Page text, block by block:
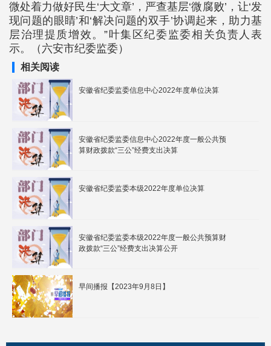
微处着力做好民生‘大文章’，严查基层‘微腐败’，让‘发
现问题的眼睛’和‘解决问题的双手’协调起来，助力基
层治理提质增效。”叶集区纪委监委相关负责人表
示。（六安市纪委监委）
相关阅读
安徽省纪委监委信息中心2022年度单位决算
安徽省纪委监委信息中心2022年度一般公共预
算财政拨款“三公”经费支出决算
安徽省纪委监委本级2022年度单位决算
安徽省纪委监委本级2022年度一般公共预算财
政拨款“三公”经费支出决算公开
早间播报【2023年9月8日】